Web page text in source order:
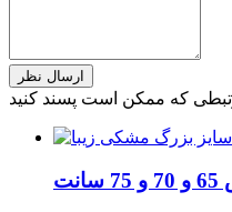
که ممکن است پسند کنید